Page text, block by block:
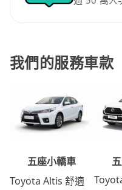
我們的服務車款
五座小轎車
Toyota Altis 舒適